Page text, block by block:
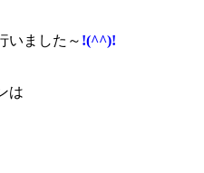
いました～ !(^^)!
は